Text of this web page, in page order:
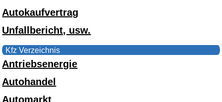
Autokaufvertrag
Unfallbericht, usw.
Kfz Verzeichnis
Antriebsenergie
Autohandel
Automarkt